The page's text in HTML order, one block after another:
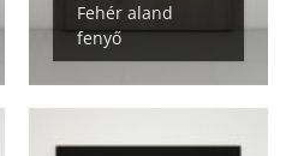
Fehér aland
fenyő